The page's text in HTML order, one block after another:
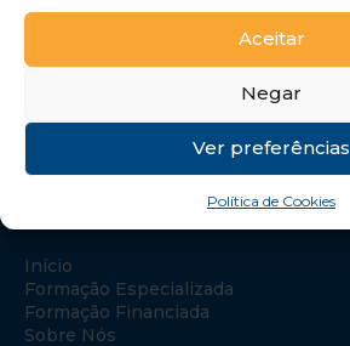
Aceitar
Negar
Ver preferências
Política de Cookies
Início
Formação Especializada
Formação Financiada
Sobre Nós